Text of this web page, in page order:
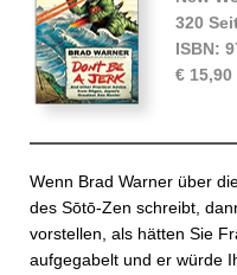
320
ISBN:
€ 15,90
Wenn Brad Warner über
des Sōtō-Zen schreibt,
vorstellen, als hätten Sie
aufgegabelt und er würde